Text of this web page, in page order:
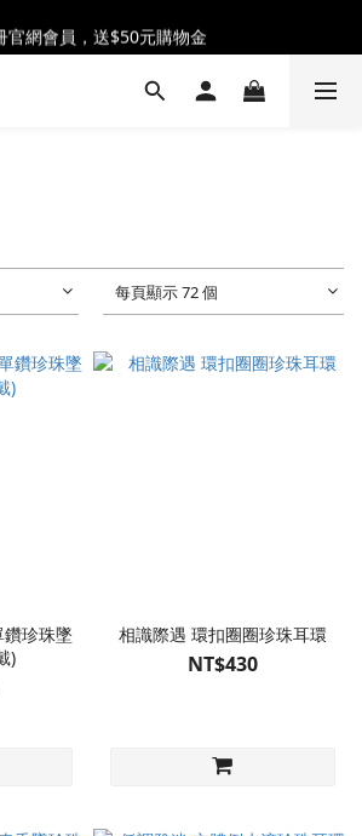
滿$2500 贈 ♡ 冰淇淋提霸杯 ♡
官網會員，送$50元購物金
滿$2500 贈 ♡ 冰淇淋提霸杯 ♡
每頁顯示 72 個
珍珠墜
)
相識際遇 環扣圈圈珍珠耳環
NT$430